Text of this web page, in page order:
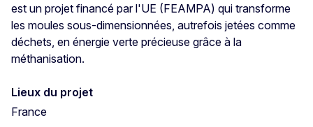
est un projet financé par l'UE (FEAMPA) qui transforme
les moules sous-dimensionnées, autrefois jetées comme
déchets, en énergie verte précieuse grâce à la
méthanisation.
Lieux du projet
France